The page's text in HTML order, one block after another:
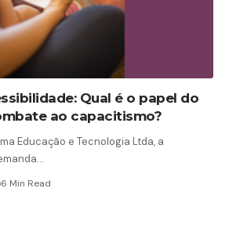
Qual é o papel do
ao capacitismo?
Educação e Tecnologia Ltda, a
6 Min Read